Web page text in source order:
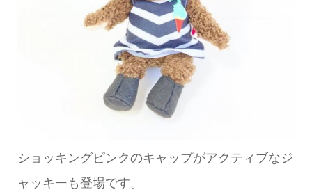
ショッキングピンクのキャップがアクティブなジ
ャッキーも登場です。